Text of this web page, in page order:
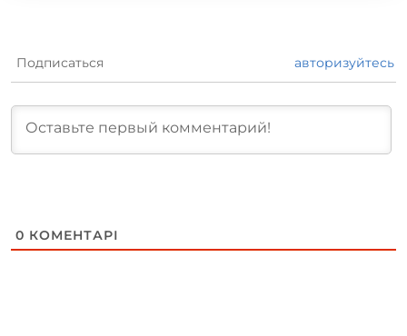
Подписаться авторизуйтесь
0 КОМЕНТАРІ